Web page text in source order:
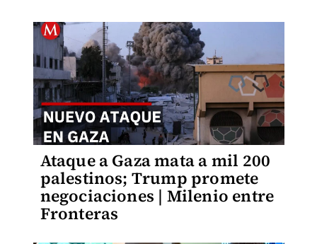
Ataque a Gaza mata a mil 200
palestinos; Trump promete
negociaciones | Milenio entre
Fronteras